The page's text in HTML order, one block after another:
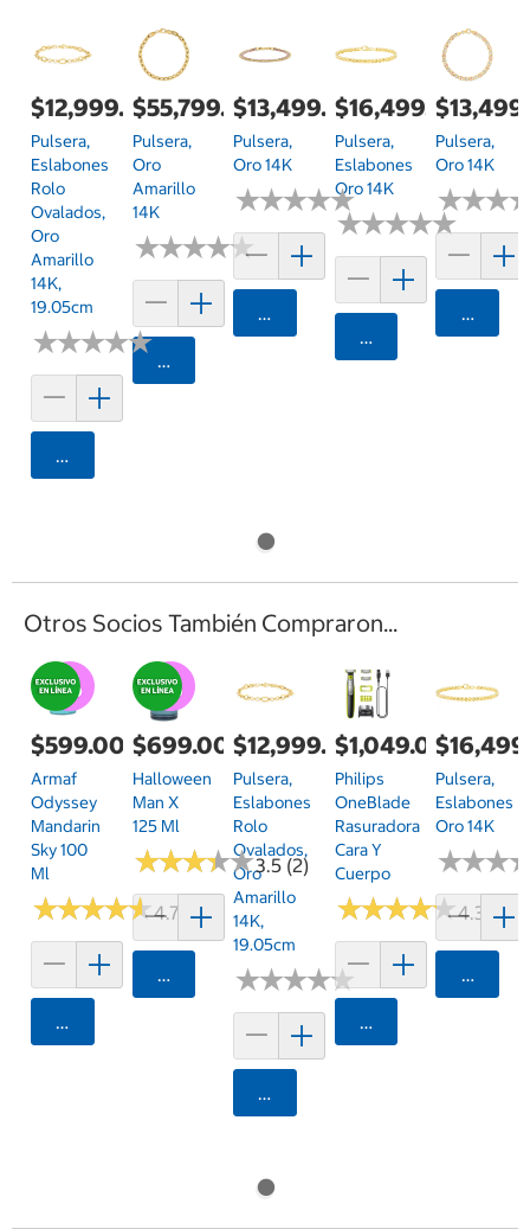
$12,999.00
Pulsera,
Eslabones
Rolo
Ovalados,
Oro
Amarillo
14K,
19.05cm
★★★★★
★★★★★
Agregar
$55,799.00
Pulsera,
Oro
Amarillo
14K
★★★★★
★★★★★
Agregar
$13,499.00
Pulsera,
Oro 14K
★★★★★
★★★★★
Agregar
$16,499.00
Pulsera,
Eslabones
Oro 14K
★★★★★
★★★★★
Agregar
Pulsera,
Oro 14K
★★★
★★★
Otros Socios También Compraron...
$599.00
Armaf
Odyssey
Mandarin
Sky 100
Ml
★★★★★
★★★★★4.7 (39)
Agregar
$699.00
Halloween
Man X
125 Ml
★★★★★
★★★★★3.5 (2)
Agregar
$12,999.00
Pulsera,
Eslabones
Rolo
Ovalados,
Oro
Amarillo
14K,
19.05cm
★★★★★
★★★★★
Agregar
$1,049.00
Philips
OneBlade
Rasuradora
Cara Y
Cuerpo
★★★★★
★★★★★4.3 (7)
Agregar
Pulsera,
Eslabones
Oro 14K
★★★
★★★